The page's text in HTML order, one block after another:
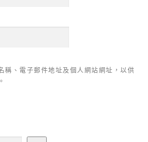
稱、電子郵件地址及個人網站網址，以供